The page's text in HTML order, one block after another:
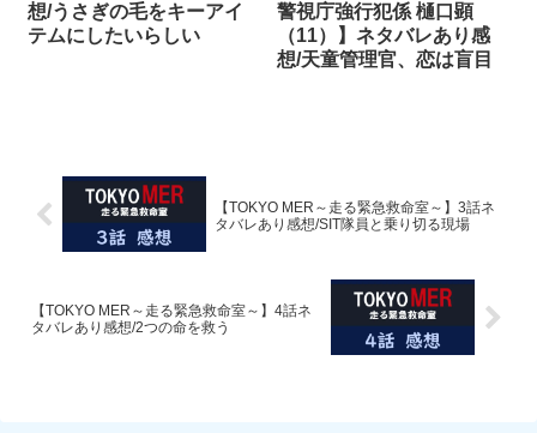
想/うさぎの毛をキーアイ
テムにしたいらしい
警視庁強行犯係 樋口顕
（11）】ネタバレあり感
想/天童管理官、恋は盲目
【TOKYO MER～走る緊急救命室～】3話ネ
タバレあり感想/SIT隊員と乗り切る現場
【TOKYO MER～走る緊急救命室～】4話ネ
タバレあり感想/2つの命を救う